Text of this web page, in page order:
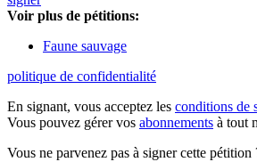
Voir plus de pétitions:
Faune sauvage
politique de confidentialité
En signant, vous acceptez les conditions de
Vous pouvez gérer vos abonnements à tout
Vous ne parvenez pas à signer cette pétition